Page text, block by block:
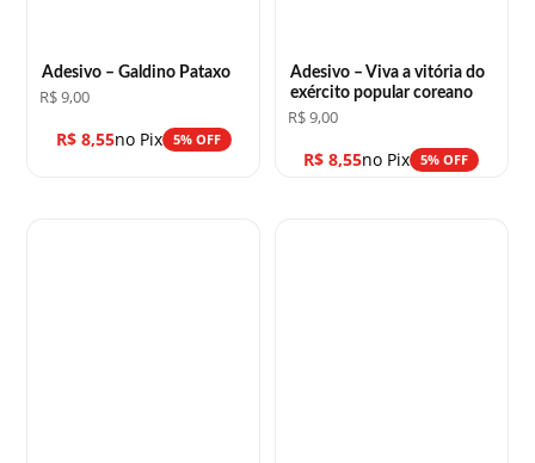
Adesivo – Galdino Pataxo
R$9,00
R$8,55no Pix 5% OFF
Adesivo – Viva a vitória do
exército popular coreano
R$9,00
R$ 8,55no Pix 5% OFF